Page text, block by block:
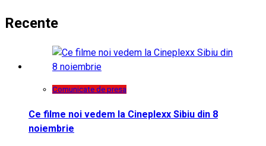
Recente
Comunicate de presa
Ce filme noi vedem la Cineplexx Sibiu din 8
noiembrie